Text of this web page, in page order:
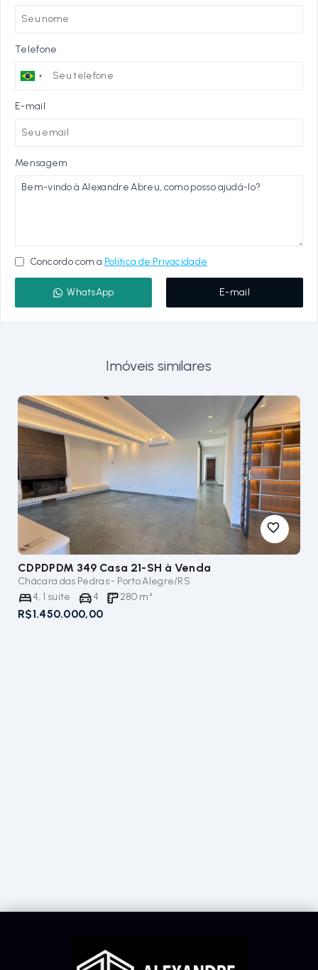
Telefone
E-mail
Mensagem
Concordo com a Política de Privacidade
WhatsApp E-mail
Imóveis similares
CDPDPDM 349 Casa 21-SH à Venda
Chácara das Pedras - Porto Alegre/RS
4, 1 suíte 4 280 m²
R$1.450.000,00